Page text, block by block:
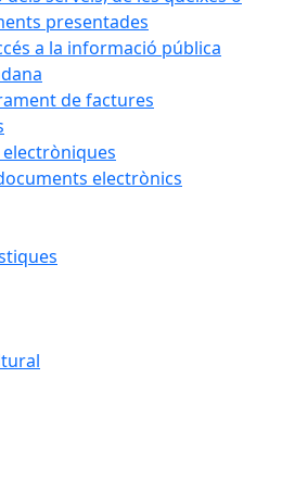
presentades
a la informació pública
de factures
electrònics